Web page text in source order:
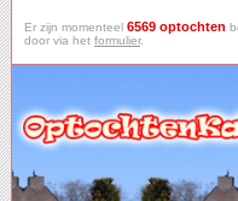
Er zijn momenteel 6569 optochten
door via het formulier.